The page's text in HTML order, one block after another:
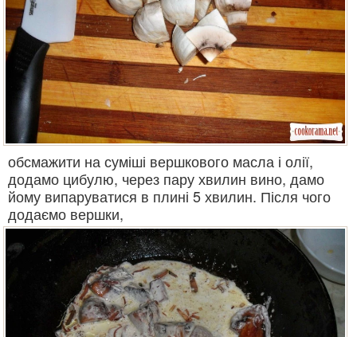
обсмажити на суміші вершкового масла і олії,
додамо цибулю, через пару хвилин вино, дамо
йому випаруватися в плині 5 хвилин. Після чого
додаємо вершки,